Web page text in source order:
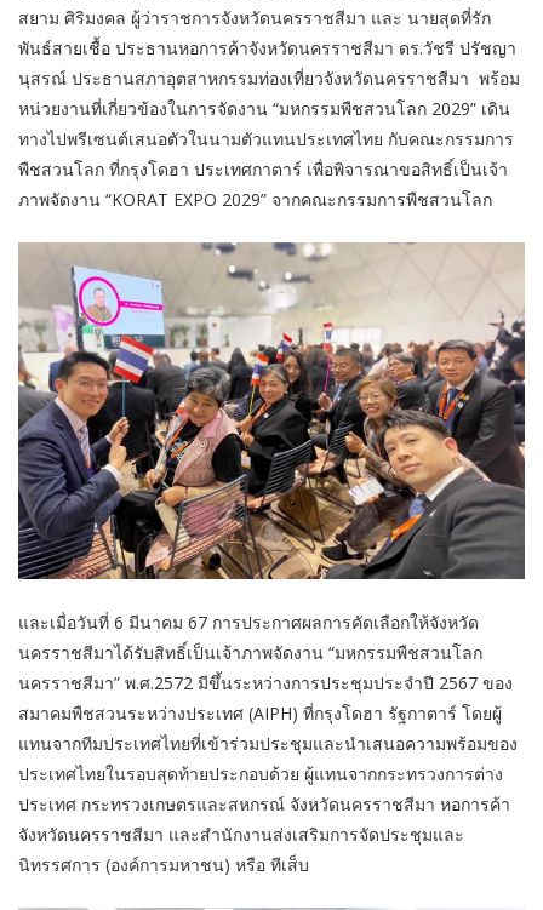
สยาม ศิริมงคล ผู้ว่าราชการจังหวัดนครราชสีมา และ นายสุดที่รัก
พันธ์สายเชื้อ ประธานหอการค้าจังหวัดนครราชสีมา ดร.วัชรี ปรัชญา
นุสรณ์ ประธานสภาอุตสาหกรรมท่องเที่ยวจังหวัดนครราชสีมา พร้อม
หน่วยงานที่เกี่ยวข้องในการจัดงาน “มหกรรมพืชสวนโลก 2029” เดิน
ทางไปพรีเซนต์เสนอตัวในนามตัวแทนประเทศไทย กับคณะกรรมการ
พืชสวนโลก ที่กรุงโดฮา ประเทศกาตาร์ เพื่อพิจารณาขอสิทธิ์เป็นเจ้า
ภาพจัดงาน “KORAT EXPO 2029” จากคณะกรรมการพืชสวนโลก
และเมื่อวันที่ 6 มีนาคม 67 การประกาศผลการคัดเลือกให้จังหวัด
นครราชสีมาได้รับสิทธิ์เป็นเจ้าภาพจัดงาน “มหกรรมพืชสวนโลก
นครราชสีมา” พ.ศ.2572 มีขึ้นระหว่างการประชุมประจำปี 2567 ของ
สมาคมพืชสวนระหว่างประเทศ (AIPH) ที่กรุงโดฮา รัฐกาตาร์ โดยผู้
แทนจากทีมประเทศไทยที่เข้าร่วมประชุมและนำเสนอความพร้อมของ
ประเทศไทยในรอบสุดท้ายประกอบด้วย ผู้แทนจากกระทรวงการต่าง
ประเทศ กระทรวงเกษตรและสหกรณ์ จังหวัดนครราชสีมา หอการค้า
จังหวัดนครราชสีมา และสำนักงานส่งเสริมการจัดประชุมและ
นิทรรศการ (องค์การมหาชน) หรือ ทีเส็บ